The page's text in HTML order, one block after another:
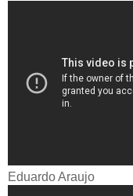
Eduardo Araujo